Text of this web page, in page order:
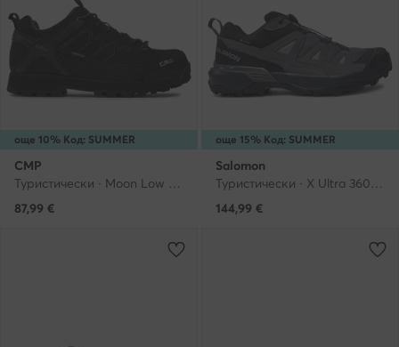
още 10% Код: SUMMER
CMP
Туристически · Moon Low Treking Shoe Wp 31Q4787 · Черен
87,99 €
още 15% Код: SUMMER
Salomon
Туристически · X Ultra 360 Leather Gore-Tex L47571400 · Сив
144,99 €